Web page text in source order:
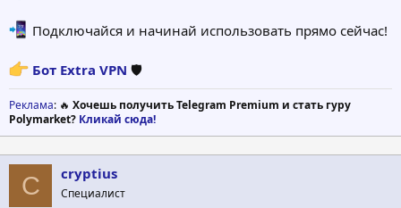
Подключайся и начинай использовать прямо сейчас!
Бот Extra VPN 🛡
Реклама: 🔥 Хочешь получить Telegram Premium и стать гуру
Polymarket? Кликай сюда!
C cryptius
Специалист